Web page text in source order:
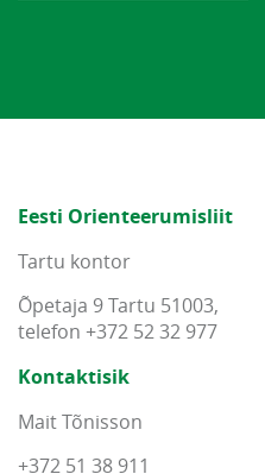
Eesti Orienteerumisliit
Tartu kontor
Õpetaja 9 Tartu 51003,
telefon +372 52 32 977
Kontaktisik
Mait Tõnisson
+372 51 38 911